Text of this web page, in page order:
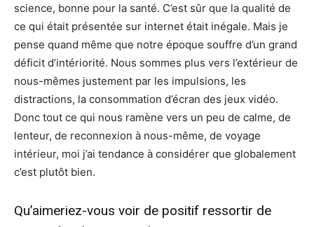
science, bonne pour la santé. C’est sûr que la qualité de
ce qui était présentée sur internet était inégale. Mais je
pense quand même que notre époque souffre d’un grand
déficit d’intériorité. Nous sommes plus vers l’extérieur de
nous-mêmes justement par les impulsions, les
distractions, la consommation d’écran des jeux vidéo.
Donc tout ce qui nous ramène vers un peu de calme, de
lenteur, de reconnexion à nous-même, de voyage
intérieur, moi j’ai tendance à considérer que globalement
c’est plutôt bien.
Qu’aimeriez-vous voir de positif ressortir de